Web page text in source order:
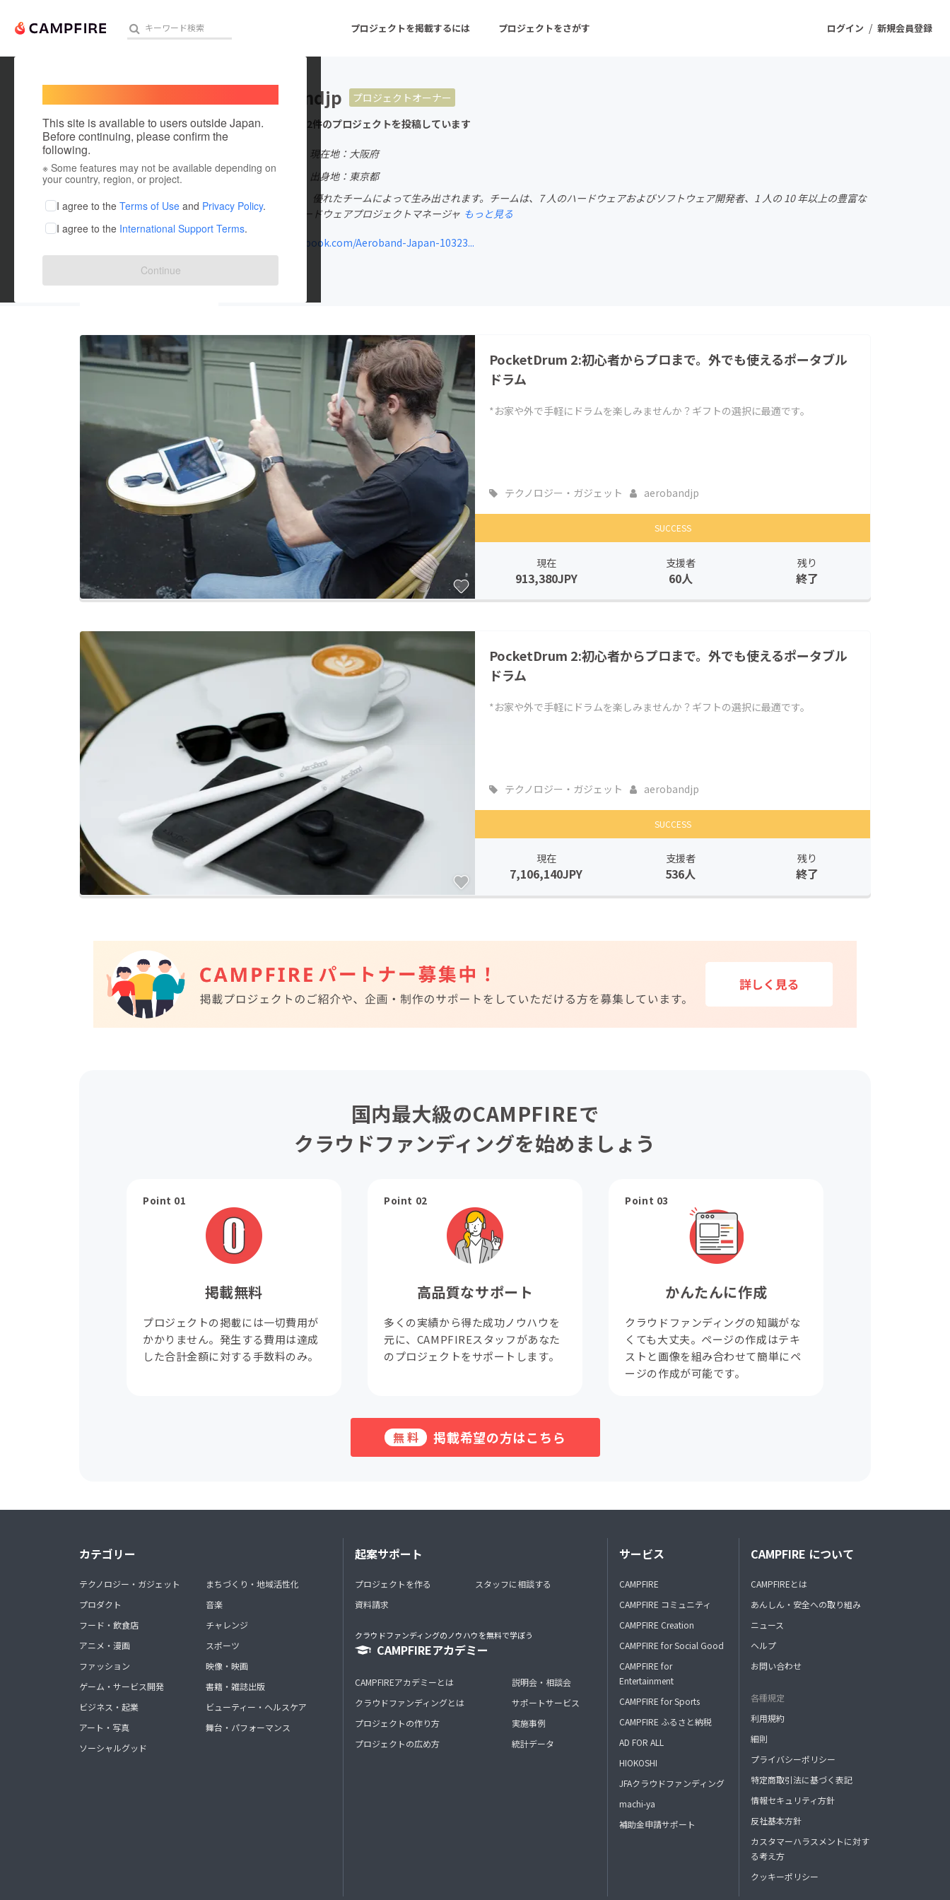
ログイン / 新規会員登録
プロジェクトを掲載するには プロジェクトをさがす
人気のプロジェクト 注目のリターン 注目の新着プロジェクト
アート・写真 音楽
テクノロジー・ガジェット
ゲーム・サービス開発 フード・飲食店
ファッション
映像・映画
ビジネス・起業
まちづくり・地域活性化
CAMPFIRE for Social Good
CAMPFIREふるさと納税
machi-ya コミュニティ
This site is available to users outside Japan.
Before continuing, please confirm the
following.
※ Some features may not be available depending on
your country, region, or project.
I agree to the Terms of Use and Privacy Policy.
I agree to the International Support Terms.
Continue
aerobandjp
プロジェクトオーナー
これまでに2件のプロジェクトを投稿しています
現在地：大阪府
出身国：日本
出身地：東京都
優れた製品は、優れたチームによって生み出されます。チームは、7 人のハードウェアおよびソフトウェア開発者、1 人の 10 年以上の豊富な
経験を持つハードウェアプロジェクトマネージャ もっと見る
www.facebook.com/Aeroband-Japan-10323...
PocketDrum 2:初心者からプロまで。外でも使えるポータブル
ドラム
*お家や外で手軽にドラムを楽しみませんか？ギフトの選択に最適です。
テクノロジー・ガジェット aerobandjp
SUCCESS
現在
913,380JPY
支援者
60人
残り
終了
PocketDrum 2:初心者からプロまで。外でも使えるポータブル
ドラム
*お家や外で手軽にドラムを楽しみませんか？ギフトの選択に最適です。
テクノロジー・ガジェット aerobandjp
SUCCESS
現在
7,106,140JPY
支援者
536人
残り
終了
国内最大級のCAMPFIREで
クラウドファンディングを始めましょう
Point 01
掲載無料
プロジェクトの掲載には一切費用が
かかりません。発生する費用は達成
した合計金額に対する手数料のみ。
Point 02
高品質なサポート
多くの実績から得た成功ノウハウを
元に、CAMPFIREスタッフがあなた
のプロジェクトをサポートします。
Point 03
かんたんに作成
クラウドファンディングの知識がな
くても大丈夫。ページの作成はテキ
ストと画像を組み合わせて簡単にペ
ージの作成が可能です。
無料 掲載希望の方はこちら
カテゴリー
テクノロジー・ガジェット
プロダクト
フード・飲食店
アニメ・漫画
ファッション
ゲーム・サービス開発
ビジネス・起業
アート・写真
ソーシャルグッド
まちづくり・地域活性化
音楽
チャレンジ
スポーツ
映像・映画
書籍・雑誌出版
ビューティー・ヘルスケア
舞台・パフォーマンス
起案サポート
プロジェクトを作る
資料請求
スタッフに相談する
クラウドファンディングのノウハウを無料で学ぼう
CAMPFIREアカデミー
CAMPFIREアカデミーとは
クラウドファンディングとは
プロジェクトの作り方
プロジェクトの広め方
説明会・相談会
サポートサービス
実施事例
統計データ
サービス
CAMPFIRE
CAMPFIRE コミュニティ
CAMPFIRE Creation
CAMPFIRE for Social Good
CAMPFIRE for
Entertainment
CAMPFIRE for Sports
CAMPFIRE ふるさと納税
AD FOR ALL
HIOKOSHI
JFAクラウドファンディング
machi-ya
補助金申請サポート
CAMPFIRE について
CAMPFIREとは
あんしん・安全への取り組み
ニュース
ヘルプ
お問い合わせ
各種規定
利用規約
細則
プライバシーポリシー
特定商取引法に基づく表記
情報セキュリティ方針
反社基本方針
カスタマーハラスメントに対す
る考え方
クッキーポリシー